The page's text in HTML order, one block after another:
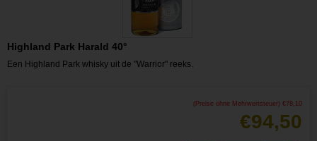
Highland Park Harald 40°
Een Highland Park whisky uit de "Warrior" reeks.
(Preise ohne Mehrwertsteuer) € 78,10
€94,50